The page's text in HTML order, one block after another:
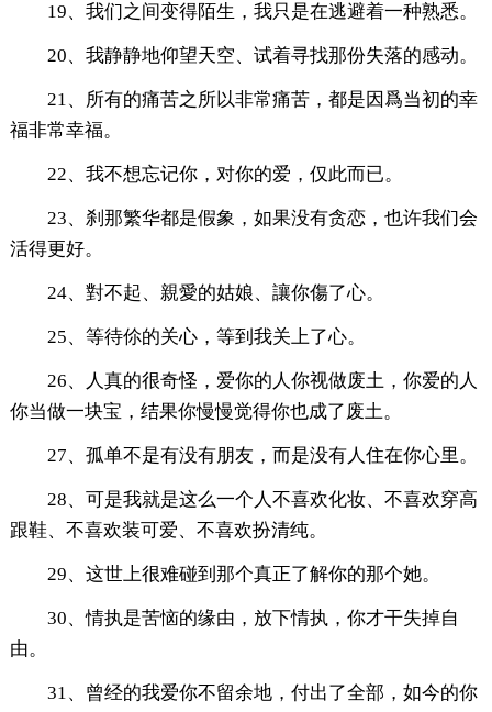
19、我们之间变得陌生，我只是在逃避着一种熟悉。
20、我静静地仰望天空、试着寻找那份失落的感动。
21、所有的痛苦之所以非常痛苦，都是因爲当初的幸
福非常幸福。
22、我不想忘记你，对你的爱，仅此而已。
23、刹那繁华都是假象，如果没有贪恋，也许我们会
活得更好。
24、對不起、親愛的姑娘、讓你傷了心。
25、等待伱的关心，等到我关上了心。
26、人真的很奇怪，爱你的人你视做废土，你爱的人
你当做一块宝，结果你慢慢觉得你也成了废土。
27、孤单不是有没有朋友，而是没有人住在你心里。
28、可是我就是这么一个人不喜欢化妆、不喜欢穿高
跟鞋、不喜欢装可爱、不喜欢扮清纯。
29、这世上很难碰到那个真正了解你的那个她。
30、情执是苦恼的缘由，放下情执，你才干失掉自
由。
31、曾经的我爱你不留余地，付出了全部，如今的你